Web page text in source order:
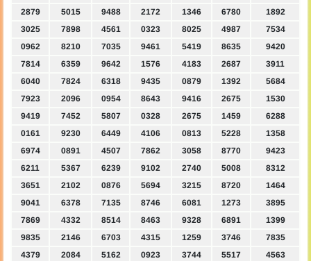
2879
5015 9488 2172 1346 6780
1892
3025
7898 4561 0323 8025 4987
7534
0962
8210 7035 9461 5419 8635
9420
7814
6359 9642 1576 4183 2687
3911
6040
7824 6318 9435 0879 1392
5684
7923
2096 0954 8643 9416 2675
1530
9419
7452 5807 0328 2675 1459
6288
0161
9230 6449 4106 0813 5228
1358
6974
0891 4507 7862 3058 8770
9423
6211
5367 6239 9102 2740 5008
8312
3651
2102 0876 5694 3215 8720
1464
9041
6378 7135 8746 6081 1273
3895
7869
4332 8514 8463 9328 6891
1399
9835
2146 6703 4315 1259 3746
7835
4379
2084 5162 0923 3744 5517
4563